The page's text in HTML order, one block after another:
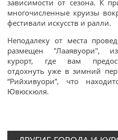
зависимости от сезона. К
многочисленные круизы
фестивали искусств и ралли.
Неподалеку от места
размещен "Лааявуори",
курорт, где вам
отдохнуть уже в зимний
“Рийхивуори”, что
Ювюскюля.